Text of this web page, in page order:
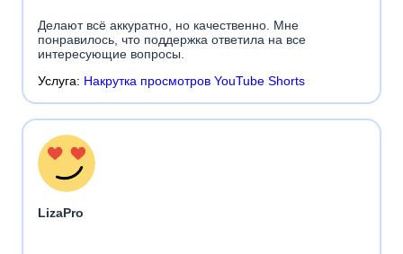
Делают всё аккуратно, но качественно. Мне
понравилось, что поддержка ответила на все
интересующие вопросы.
Услуга: Накрутка просмотров YouTube Shorts
LizaPro